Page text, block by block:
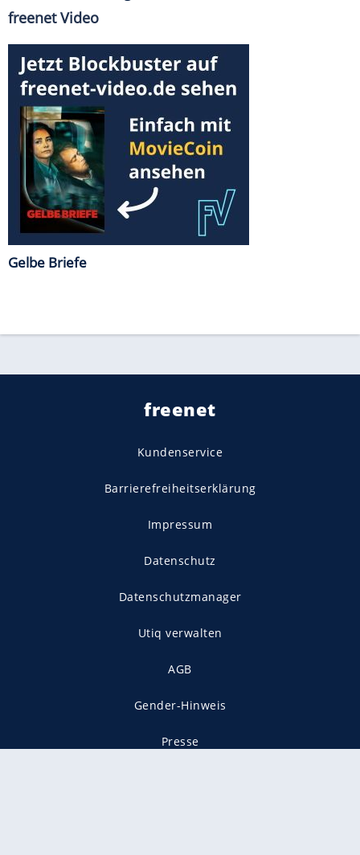
freenet Video
Gelbe Briefe
freenet
Kundenservice
Barrierefreiheitserklärung
Impressum
Datenschutz
Datenschutzmanager
Utiq verwalten
AGB
Gender-Hinweis
Presse